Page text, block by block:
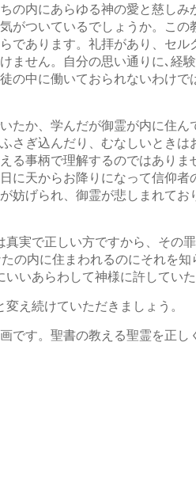
内にあらゆる神の愛と慈し
ついているでしょうか。こ
あります。礼拝があり、セ
せん。自分の思い通りに､経
中に働いておられないわけ
か、学んだが御霊が内に住
ぎ込んだり、むなしいとき
事柄で理解するのではあり
に天からお降りになって信仰
妨げられ、御霊が悲しまれて
実で正しい方ですから、その
内に住まわれるのにそれを知
いあらわして神様に許していた
え続けていただきましょう。
です。聖書の教える聖霊を正